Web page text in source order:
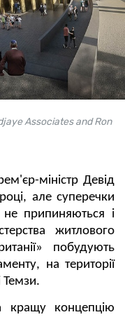
Associates and Ron
міністр Девід
але суперечки
припиняються і
житлового
побудують
на території
Темзи.
кращу концепцію